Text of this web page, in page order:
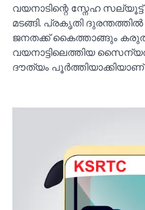
വയനാടിന്റെ സ്നേഹ
മടങ്ങി. പ്രകൃതി
ജനതക്ക് കൈത്താങ്ങും
വയനാട്ടിലെത്തിയ
ദൗത്യം പൂര്‍ത്തിയാക്കിയാണ്